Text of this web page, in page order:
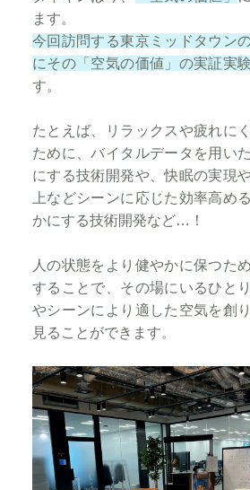
ます。
今回訪問する東京ミッドタウン
にその「空気の価値」の実証実
す。
たとえば、リラックスや疲れに
ために、バイタルデータを用い
にする技術開発や、快眠の実現
上などシーンに応じた効率高め
かにする技術開発など…！
人の状態をより健やかに保つた
することで、その場にいるひと
やシーンにより適した空気を創
見ることができます。